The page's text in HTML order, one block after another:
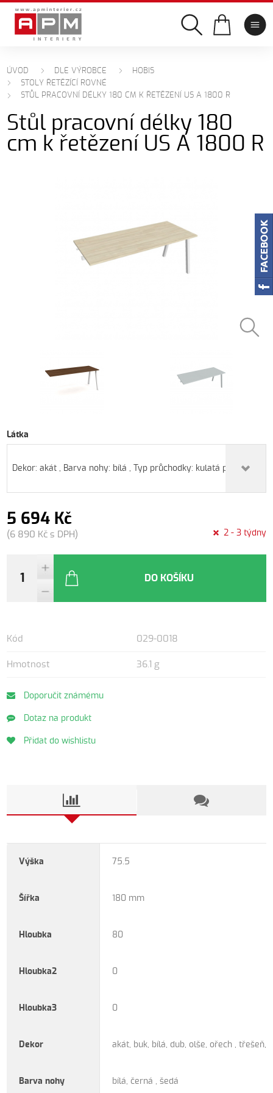
ÚVOD DLE VÝROBCE
HOBIS
STOLY ŘETĚZÍCÍ ROVNÉ
STŮL PRACOVNÍ DÉLKY 180 CM K ŘETĚZENÍ US A 1800 R
Stůl pracovní délky 180
cm k řetězení US A 1800 R
Látka
Dekor: akát , Barva nohy: bílá , Typ průchodky: kulatá plastová ,
5 694 Kč
(6 890 Kč s DPH) 2 - 3 týdny
DO KOŠÍKU
Kód 029-0018
Hmotnost 36.1 g
Doporučit známému
Dotaz na produkt
Přidat do wishlistu
Výška 75.5
Šířka 180 mm
Hloubka 80
Hloubka2 0
Hloubka3 0
Dekor akát, buk, bílá, dub, olše, ořech , třešeň,
Barva nohy bílá, černá , šedá